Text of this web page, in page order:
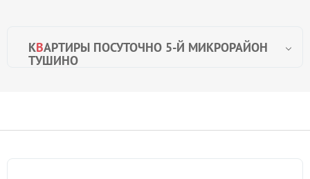
КВАРТИРЫ ПОСУТОЧНО 5-Й МИКРОРАЙОН
ТУШИНО